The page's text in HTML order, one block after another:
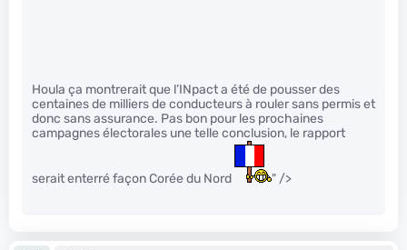
Houla ça montrerait que l’INpact a été de pousser des
centaines de milliers de conducteurs à rouler sans permis et
donc sans assurance. Pas bon pour les prochaines
campagnes électorales une telle conclusion, le rapport
serait enterré façon Corée du Nord " />